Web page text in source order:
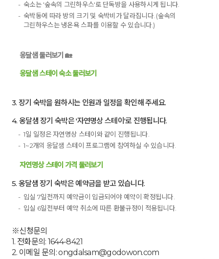
숙소는 '숲속의 그린하우스'로 단독방을 사용하시게 됩니다.
숙박동에 따라 방의 크기 및 숙박비가 달라집니다. (숲속의
그린하우스는 냉온욕 스파를 이용할 수 있습니다.)
옹달샘 둘러보기 🏡
옹달샘 스테이 숙소 둘러보기
3. 장기 숙박을 원하시는 인원과 일정을 확인해 주세요.
4. 옹달샘 장기 숙박은 '자연명상 스테이'로 진행됩니다.
1일 일정은 자연명상 스테이와 같이 진행됩니다.
1~2개의 옹달샘 스테이 프로그램에 참여하실 수 있습니다.
자연명상 스테이 가격 둘러보기
5. 옹달샘 장기 숙박은 예약금을 받고 있습니다.
입실 7일전까지 예약금이 입금되어야 예약이 확정됩니다.
입실 6일전부터 예약 취소에 따른 환불규정이 적용됩니다.
※신청문의
1. 전화문의: 1644-8421
2. 이메일 문의: ongdalsam@godowon.com